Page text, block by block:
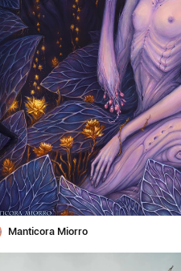
Manticora Miorro